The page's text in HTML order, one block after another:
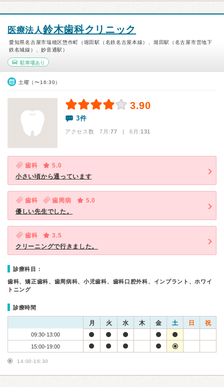
医療法人鈴木歯科クリニック
愛知県名古屋市瑞穂区惣作町（堀田駅（名鉄名古屋本線）、堀田駅（名古屋市営地下
鉄名城線）、妙音通駅）
駐車場あり
土曜（〜16:30）
3.90
3件
アクセス数 7月:77 | 6月:131
歯科
5.0
小さい頃から通っています
歯科 歯周病
5.0
優しい先生でした。
歯科
3.5
クリーニングで行きました。
診療科目：
歯科、矯正歯科、歯周病科、小児歯科、歯科口腔外科、インプラント、ホワイ
トニング
診療時間
月 火 水 木 金 土 日 祝
09:30-13:00
15:00-19:00
14:00-16:30